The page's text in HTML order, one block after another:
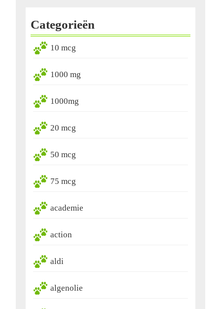
Categorieën
10 mcg
1000 mg
1000mg
20 mcg
50 mcg
75 mcg
academie
action
aldi
algenolie